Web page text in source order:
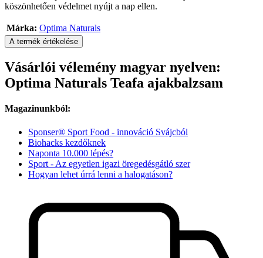
köszönhetően védelmet nyújt a nap ellen.
Márka: Optima Naturals
A termék értékelése
Vásárlói vélemény magyar nyelven:
Optima Naturals Teafa ajakbalzsam
Magazinunkból:
Sponser® Sport Food - innováció Svájcból
Biohacks kezdőknek
Naponta 10.000 lépés?
Sport - Az egyetlen igazi öregedésgátló szer
Hogyan lehet úrrá lenni a halogatáson?